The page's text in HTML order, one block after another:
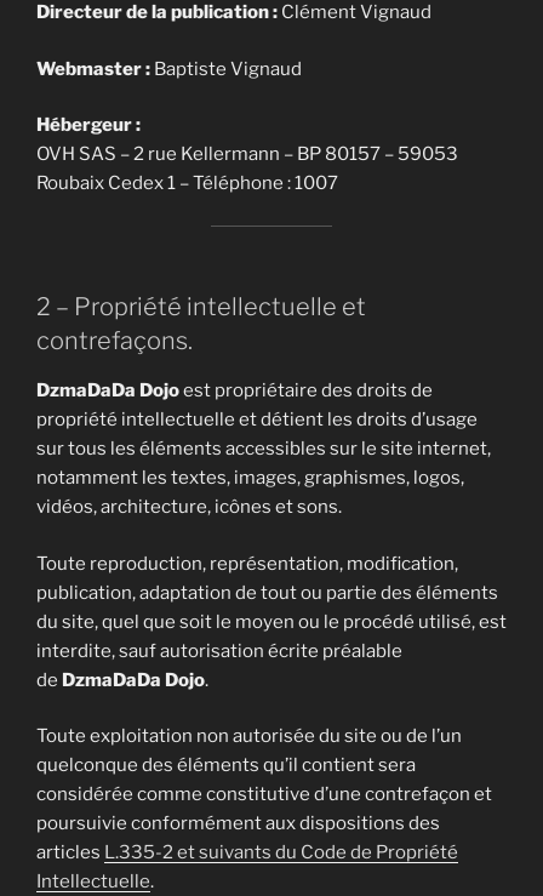
Directeur de la publication : Clément Vignaud
Webmaster : Baptiste Vignaud
Hébergeur :
OVH SAS – 2 rue Kellermann – BP 80157 – 59053
Roubaix Cedex 1 – Téléphone : 1007
2 – Propriété intellectuelle et
contrefaçons.
DzmaDaDa Dojoest propriétaire des droits de
propriété intellectuelle et détient les droits d’usage
sur tous les éléments accessibles sur le site internet,
notamment les textes, images, graphismes, logos,
vidéos, architecture, icônes et sons.
Toute reproduction, représentation, modification,
publication, adaptation de tout ou partie des éléments
du site, quel que soit le moyen ou le procédé utilisé, est
interdite, sauf autorisation écrite préalable
de DzmaDaDa Dojo.
Toute exploitation non autorisée du site ou de l’un
quelconque des éléments qu’il contient sera
considérée comme constitutive d’une contrefaçon et
poursuivie conformément aux dispositions des
articles L.335-2 et suivants du Code de Propriété
Intellectuelle.